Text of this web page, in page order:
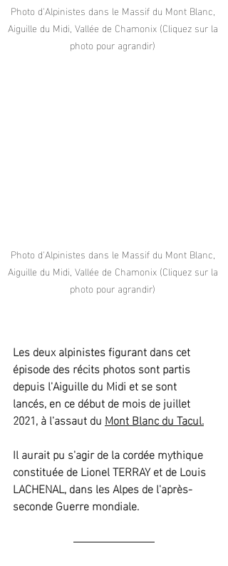
Photo d'Alpinistes dans le Massif du Mont Blanc,
Aiguille du Midi, Vallée de Chamonix (Cliquez sur la
photo pour agrandir)
Photo d'Alpinistes dans le Massif du Mont Blanc,
Aiguille du Midi, Vallée de Chamonix (Cliquez sur la
photo pour agrandir)
Les deux alpinistes figurant dans cet
épisode des récits photos sont partis
depuis l'Aiguille du Midi et se sont
lancés, en ce début de mois de juillet
2021, à l'assaut du Mont Blanc du Tacul.
Il aurait pu s'agir de la cordée mythique
constituée de Lionel TERRAY et de Louis
LACHENAL, dans les Alpes de l'après-
seconde Guerre mondiale.